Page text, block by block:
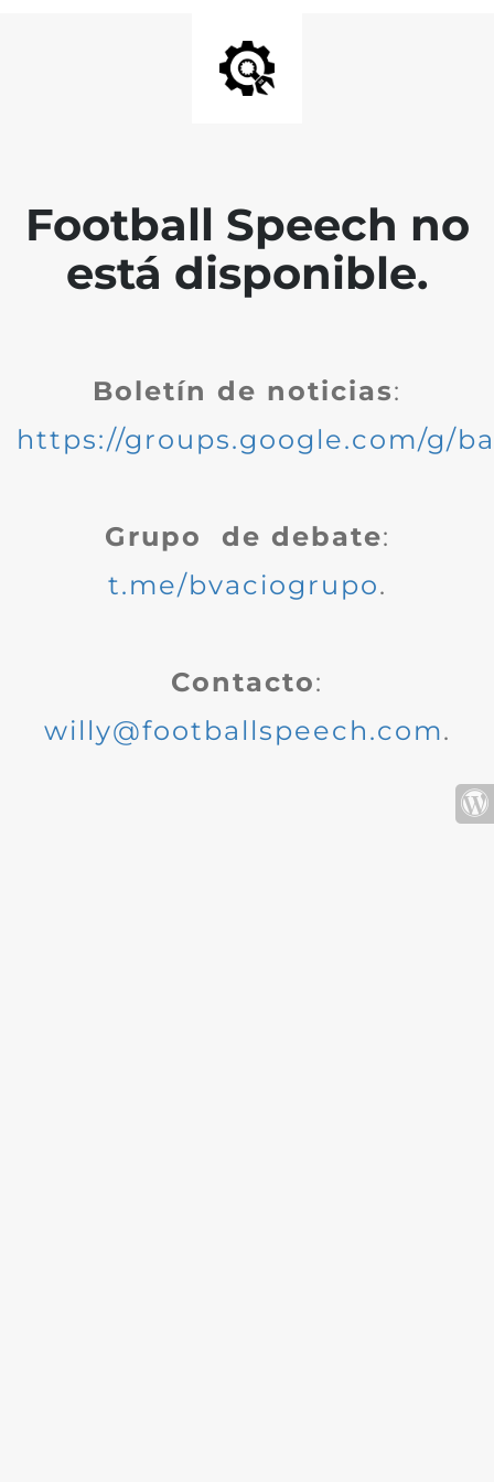
Football Speech no
está disponible.
Boletín de noticias:
https://groups.google.com/g/
Grupo de debate:
t.me/bvaciogrupo.
Contacto:
willy@footballspeech.com.